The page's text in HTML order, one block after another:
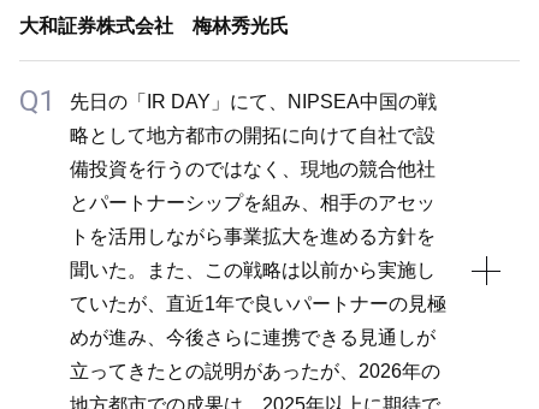
績が浸透して経営への信頼が高まれば、株価も上昇す
ると見込んでいます。基本方針は大きく変えていませ
んが、細部では柔軟に修正を重ねており、当社の迅速
な対応力を評価も徐々に得ていると考えています。
の、建築市場における住宅やインフラ分野では金利低
下に伴い上振れ余地はあると想定しています。
いずれにしても、経済環境に依存する部分が大きいも
のの、当社としては現状そうした上振れ要素がなくて
も一定の成長を見込んでいますが、市況が回復した場
合には当社は最も大きな恩恵を受けることができると
考えています。どちらがより成長余地が大きいかにつ
いては、現時点で明確なコメントはできません。
献利益の部分が中心となっています。製品価格や原材
に低い水準であるため、オペレーティング・レバレッ
ジが大きく作用するわけではありません。営業利益率
は顧客に提供できる付加価値や原材料価格の動向によ
って決まるため、今後もほぼ横ばいか、若干低下する
可能性も視野に入れながら、引き続きマージンを確保
した成長を目指します。
大和証券株式会社 梅林秀光氏
Q1
先日の「IR DAY」にて、NIPSEA中国の戦
略として地方都市の開拓に向けて自社で設
備投資を行うのではなく、現地の競合他社
とパートナーシップを組み、相手のアセッ
トを活用しながら事業拡大を進める方針を
聞いた。また、この戦略は以前から実施し
ていたが、直近1年で良いパートナーの見極
めが進み、今後さらに連携できる見通しが
立ってきたとの説明があったが、2026年の
地方都市での成果は、2025年以上に期待で